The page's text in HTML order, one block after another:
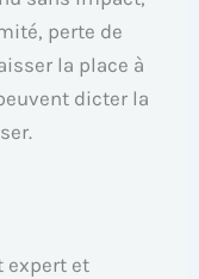
perte de
la place à
dicter la
expert et